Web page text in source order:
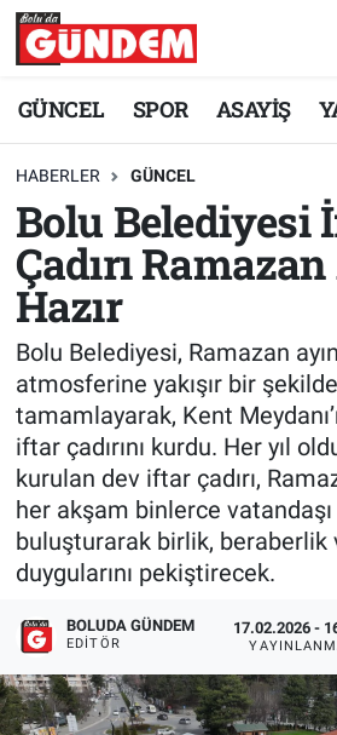
GÜNCEL SPOR ASAYİŞ
HABERLER GÜNCEL
Bolu Belediyesi
Çadırı
Hazır
Bolu Belediyesi, Ramazan
atmosferine yakışır bir şekilde
tamamlayarak, Kent
iftar çadırını kurdu. Her yıl
kurulan dev iftar çadırı,
her akşam binlerce vatandaşı
buluşturarak birlik, beraberlik
duygularını pekiştirecek.
BOLUDA GÜNDEM
EDITÖR
17.02.2026 -
Merkez Nöbetçi Eczaneler
Merkez Trafik Yoğunluk
Süper Lig Puan Durumu ve
Tüm Manşetler
Son Dakika Haberleri
Haber Arşivi